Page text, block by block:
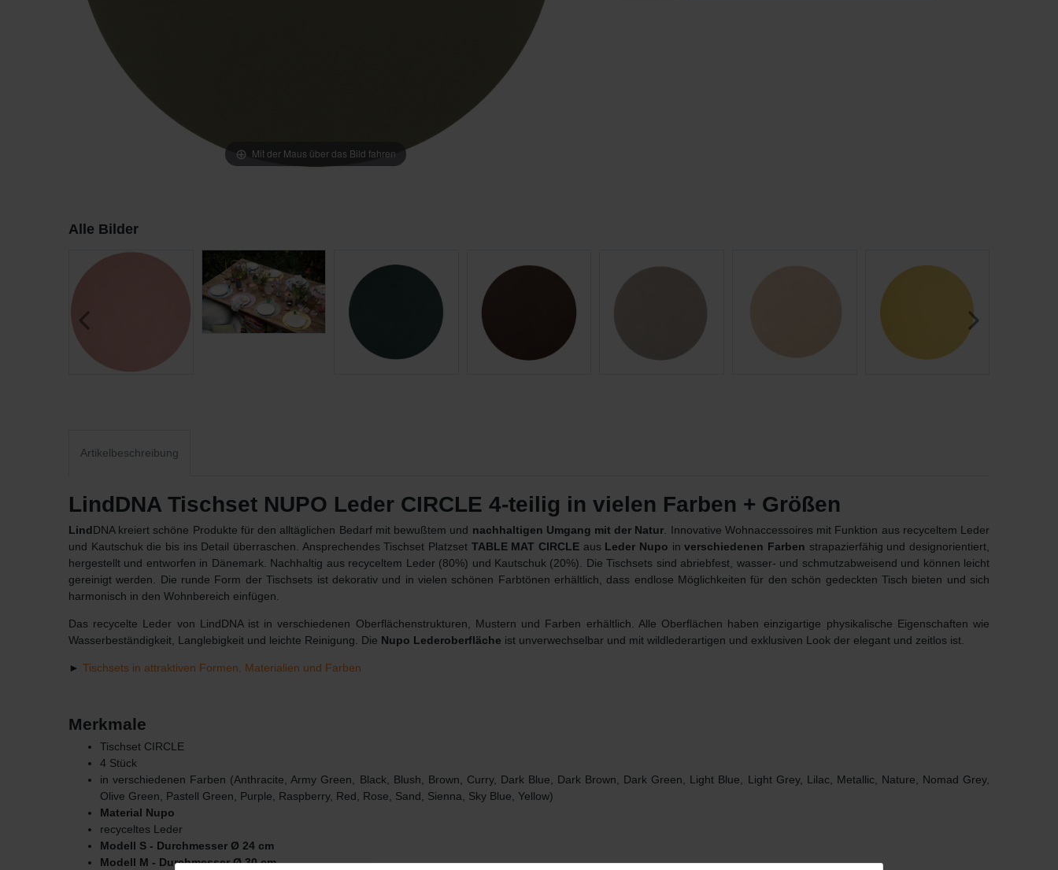
Mit der Maus über das Bild fahren
Alle Bilder
Artikelbeschreibung
LindDNA Tischset NUPO Leder CIRCLE 4-teilig in vielen Farben + Größen
LindDNA kreiert schöne Produkte für den alltäglichen Bedarf mit bewußtem und nachhaltigen Umgang mit der Natur. Innovative Wohnaccessoires mit Funktion aus recyceltem Leder
und Kautschuk die bis ins Detail überraschen. Ansprechendes Tischset Platzset TABLE MAT CIRCLE aus Leder Nupo inverschiedenen Farben strapazierfähig und designorientiert,
hergestellt und entworfen in Dänemark. Nachhaltig aus recyceltem Leder (80%) und Kautschuk (20%). Die Tischsets sind abriebfest, wasser- und schmutzabweisend und können leicht
gereinigt werden. Die runde Form der Tischsets ist dekorativ und in vielen schönen Farbtönen erhältlich, dass endlose Möglichkeiten für den schön gedeckten Tisch bieten und sich
harmonisch in den Wohnbereich einfügen.
Das recycelte Leder von LindDNA ist in verschiedenen Oberflächenstrukturen, Mustern und Farben erhältlich. Alle Oberflächen haben einzigartige physikalische Eigenschaften wie
Wasserbeständigkeit, Langlebigkeit und leichte Reinigung. Die Nupo Lederoberfläche ist unverwechselbar und mit wildlederartigen und exklusiven Look der elegant und zeitlos ist.
► Tischsets in attraktiven Formen, Materialien und Farben
Merkmale
Tischset CIRCLE
4 Stück
in verschiedenen Farben (Anthracite, Army Green, Black, Blush, Brown, Curry, Dark Blue, Dark Brown, Dark Green, Light Blue, Light Grey, Lilac, Metallic, Nature, Nomad Grey,
Olive Green, Pastell Green, Purple, Raspberry, Red, Rose, Sand, Sienna, Sky Blue, Yellow)
Material Nupo
recyceltes Leder
Modell S - Durchmesser Ø 24 cm
Modell M - Durchmesser Ø 30 cm